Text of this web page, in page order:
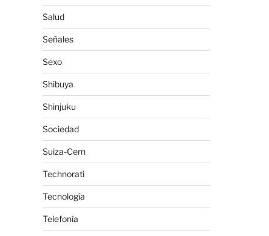
Salud
Señales
Sexo
Shibuya
Shinjuku
Sociedad
Suiza-Cern
Technorati
Tecnología
Telefonía